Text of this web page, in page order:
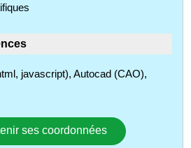
javascript), Autocad (CAO),
ses coordonnées